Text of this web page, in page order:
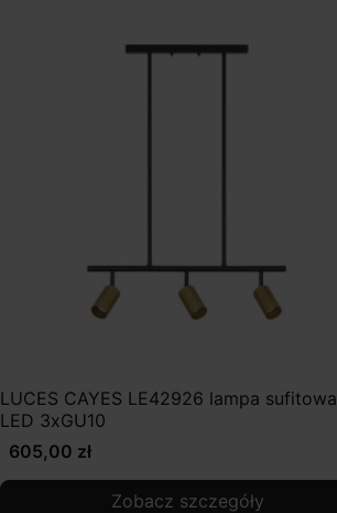
LUCES CAYES LE42926 lampa sufitowa
LED 3xGU10
605,00 zł
Zobacz szczegóły